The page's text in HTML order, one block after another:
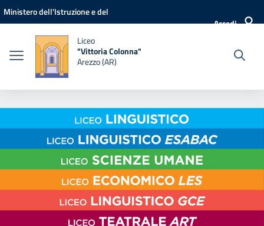
Vai ai contenuti
Vai al menu di navigazione
Vai al footer
Ministero dell'Istruzione e del
Accedi
Liceo
"Vittoria Colonna"
Arezzo (AR)